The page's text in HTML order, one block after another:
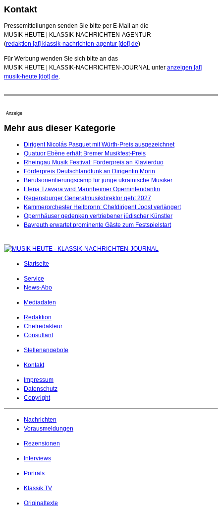
Kontakt
Pressemitteilungen senden Sie bitte per E-Mail an die
MUSIK HEUTE | KLASSIK-NACHRICHTEN-AGENTUR
(redaktion [at] klassik-nachrichten-agentur [dot] de)
Für Werbung wenden Sie sich bitte an das
MUSIK HEUTE | KLASSIK-NACHRICHTEN-JOURNAL unter anzeigen [at]
musik-heute [dot] de
Anzeige
Mehr aus dieser Kategorie
Dirigent Nicolás Pasquet mit Würth-Preis ausgezeichnet
Quatuor Ebène erhält Bremer Musikfest-Preis
Rheingau Musik Festival: Förderpreis an Klavierduo
Förderpreis Deutschlandfunk an Dirigentin Morin
Berufsorientierungscamp für junge ukrainische Musiker
Elena Tzavara wird Mannheimer Opernintendantin
Regensburger Generalmusikdirektor geht 2027
Kammerorchester Heilbronn: Chefdirigent Joost verlängert
Opernhäuser gedenken vertriebener jüdischer Künstler
Bayreuth erwartet prominente Gäste zum Festspielstart
Startseite
Service
News-Abo
Mediadaten
Redaktion
Chefredakteur
Consultant
Stellenangebote
Kontakt
Impressum
Datenschutz
Copyright
Nachrichten
Vorausmeldungen
Rezensionen
Interviews
Porträts
Klassik.TV
Originaltexte